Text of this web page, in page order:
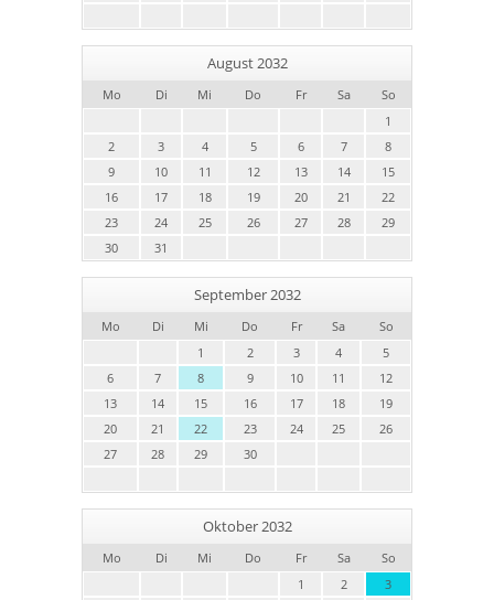
August 2032
Mo Di Mi Do Fr Sa
So
1
2
3 4 5 6 7
8
9
10 11 12 13 14
15
16
17 18 19 20 21
22
23
24 25 26 27 28
29
30
31
September 2032
Mo Di Mi Do Fr Sa
So
1
2 3 4
5
6
7 8 9 10 11
12
13
14 15 16 17 18
19
20
21 22 23 24 25
26
27
28 29 30
Oktober 2032
Mo Di Mi Do Fr Sa
So
1
2 3